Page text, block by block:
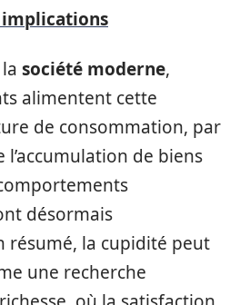
société moderne,
alimentent cette
de consommation, par
l’accumulation de biens
désormais
résumé, la cupidité peut
une recherche